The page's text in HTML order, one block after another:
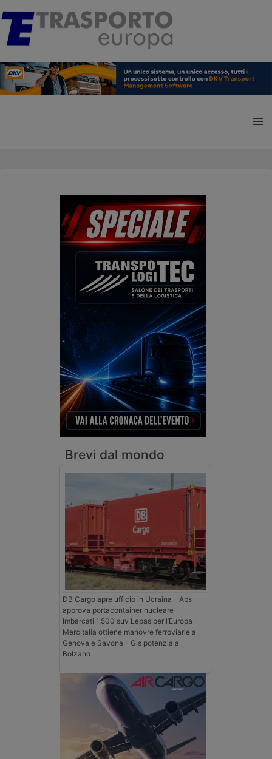
Brevi dal mondo
DB Cargo apre ufficio in Ucraina - Abs
approva portacontainer nucleare -
Imbarcati 1.500 suv Lepas per l’Europa -
Mercitalia ottiene manovre ferroviarie a
Genova e Savona - Gls potenzia a
Bolzano